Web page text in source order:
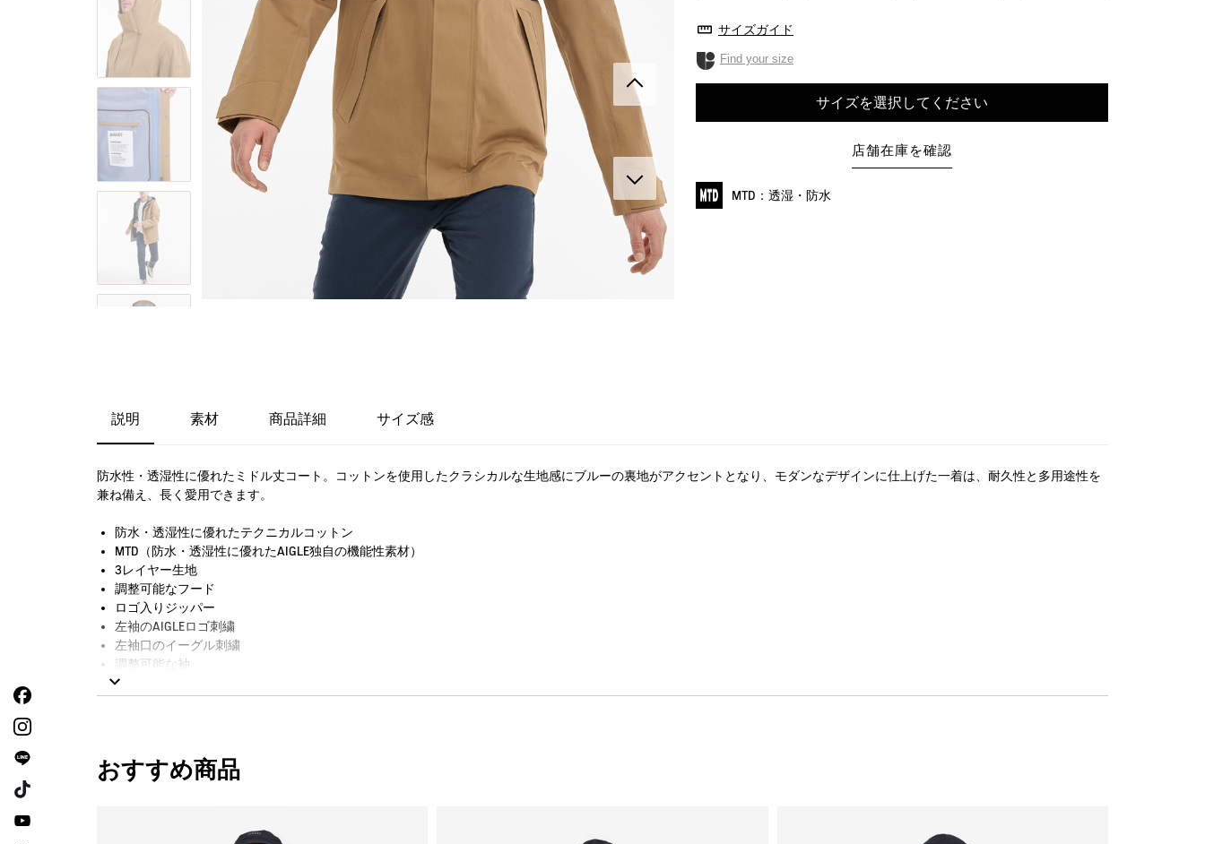
サイズガイド
Find your size
サイズを選択してください
店舗在庫を確認
MTD：透湿・防水
説明 素材 商品詳細 サイズ感
防水性・透湿性に優れたミドル丈コート。コットンを使用したクラシカルな生地感にブルーの裏地がアクセントとなり、モダンなデザインに仕上げた一着は、耐久性と多用途性を
兼ね備え、長く愛用できます。
防水・透湿性に優れたテクニカルコットン
MTD（防水・透湿性に優れたAIGLE独自の機能性素材）
3レイヤー生地
調整可能なフード
ロゴ入りジッパー
左袖のAIGLEロゴ刺繍
左袖口のイーグル刺繍
調整可能な袖
おすすめ商品